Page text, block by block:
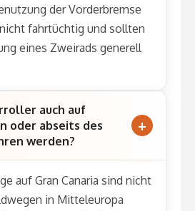
der Vorderbremse
fahrtüchtig und sollten
eines Zweirads generell
auch auf
oder abseits des
werden?
auf Gran Canaria sind nicht
in Mitteleuropa